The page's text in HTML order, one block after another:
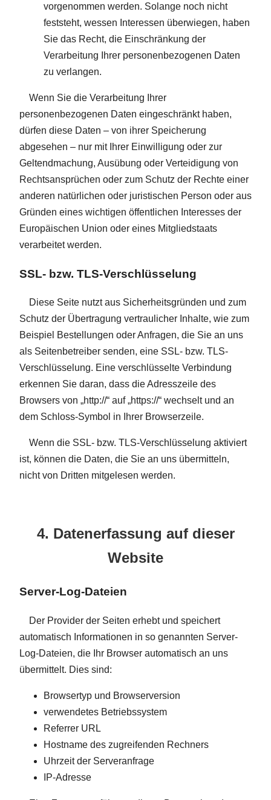
vorgenommen werden. Solange noch nicht
feststeht, wessen Interessen überwiegen, haben
Sie das Recht, die Einschränkung der
Verarbeitung Ihrer personenbezogenen Daten
zu verlangen.
Wenn Sie die Verarbeitung Ihrer
personenbezogenen Daten eingeschränkt haben,
dürfen diese Daten – von ihrer Speicherung
abgesehen – nur mit Ihrer Einwilligung oder zur
Geltendmachung, Ausübung oder Verteidigung von
Rechtsansprüchen oder zum Schutz der Rechte einer
anderen natürlichen oder juristischen Person oder aus
Gründen eines wichtigen öffentlichen Interesses der
Europäischen Union oder eines Mitgliedstaats
verarbeitet werden.
SSL- bzw. TLS-Verschlüsselung
Diese Seite nutzt aus Sicherheitsgründen und zum
Schutz der Übertragung vertraulicher Inhalte, wie zum
Beispiel Bestellungen oder Anfragen, die Sie an uns
als Seitenbetreiber senden, eine SSL- bzw. TLS-
Verschlüsselung. Eine verschlüsselte Verbindung
erkennen Sie daran, dass die Adresszeile des
Browsers von „http://“ auf „https://“ wechselt und an
dem Schloss-Symbol in Ihrer Browserzeile.
Wenn die SSL- bzw. TLS-Verschlüsselung aktiviert
ist, können die Daten, die Sie an uns übermitteln,
nicht von Dritten mitgelesen werden.
4. Datenerfassung auf dieser
Website
Server-Log-Dateien
Der Provider der Seiten erhebt und speichert
automatisch Informationen in so genannten Server-
Log-Dateien, die Ihr Browser automatisch an uns
übermittelt. Dies sind:
Browsertyp und Browserversion
verwendetes Betriebssystem
Referrer URL
Hostname des zugreifenden Rechners
Uhrzeit der Serveranfrage
IP-Adresse